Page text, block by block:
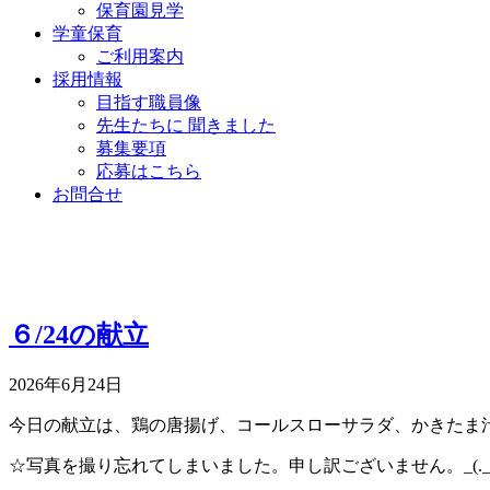
保育園見学
学童保育
ご利用案内
採用情報
目指す職員像
先生たちに 聞きました
募集要項
応募はこちら
お問合せ
６/24の献立
2026年6月24日
今日の献立は、鶏の唐揚げ、コールスローサラダ、かきたま
☆写真を撮り忘れてしまいました。申し訳ございません。